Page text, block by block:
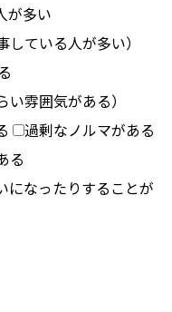
が多い
ている人が多い）
雰囲気がある）
過剰なノルマがある
る
になったりすることが